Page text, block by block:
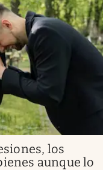
los
aunque lo